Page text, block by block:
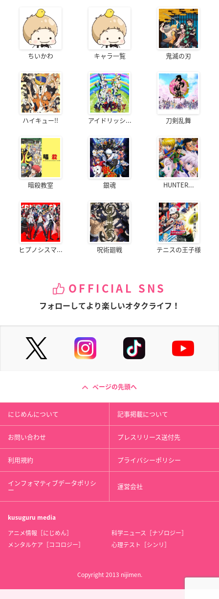
ちいかわ キャラ一覧 鬼滅の刃
ハイキュー!! アイドリッシ... 刀剣乱舞
暗殺教室 銀魂 HUNTER...
ヒプノシスマ... 呪術廻戦 テニスの王子様
OFFICIAL SNS
フォローしてより楽しいオタクライフ！
ページの先頭へ
にじめんについて 記事掲載について
お問い合わせ プレスリリース送付先
利用規約 プライバシーポリシー
インフォマティブデータポリシ
ー 運営会社
kusuguru media
アニメ情報［にじめん］
科学ニュース［ナゾロジー］
メンタルケア［ココロジー］
心理テスト［シンリ］
Copyright 2013 nijimen.